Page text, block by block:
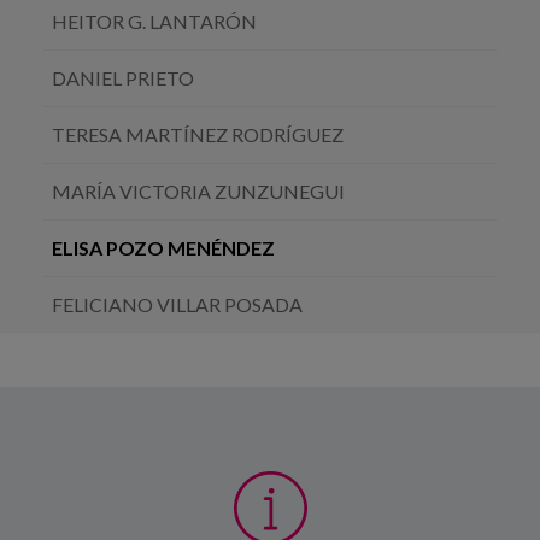
HEITOR G. LANTARÓN
DANIEL PRIETO
TERESA MARTÍNEZ RODRÍGUEZ
MARÍA VICTORIA ZUNZUNEGUI
ELISA POZO MENÉNDEZ
FELICIANO VILLAR POSADA